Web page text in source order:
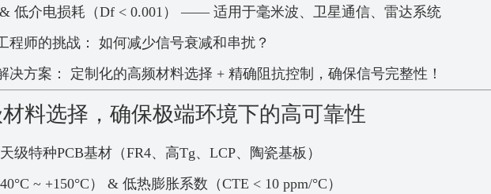
低介电损耗（Df < 0.001） —— 适用于毫米波、卫星通信、雷达系统
程师的挑战： 如何减少信号衰减和串扰？
决方案： 定制化的高频材料选择 + 精确阻抗控制，确保信号完整性！
料选择，确保极端环境下的高可靠性
级特种PCB基材（FR4、高Tg、LCP、陶瓷基板）
~ +150°C） & 低热膨胀系数（CTE < 10 ppm/°C）